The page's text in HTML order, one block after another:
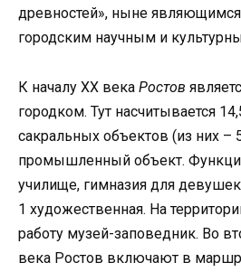
древностей», ныне
городским научным и
К началу XX века Ростов
городком. Тут насчитывается
сакральных объектов (из них –
промышленный объект.
училище, гимназия для
1 художественная. На
работу музей-заповедник. Во
века Ростов включают в